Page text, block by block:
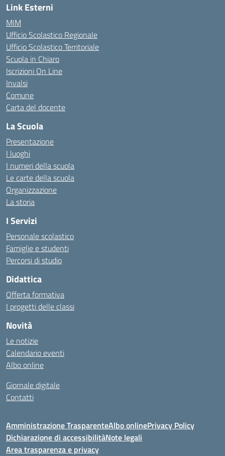
Link Esterni
MIM
Ufficio Scolastico Regionale
Ufficio Scolastico Territoriale
Scuola in Chiaro
Iscrizioni On Line
Invalsi
Comune
Carta del docente
La Scuola
Presentazione
I luoghi
I numeri della scuola
Le carte della scuola
Organizzazione
La storia
I Servizi
Personale scolastico
Famiglie e studenti
Percorsi di studio
Didattica
Offerta formativa
I progetti delle classi
Novità
Le notizie
Calendario eventi
Albo online
Giornale digitale
Contatti
Amministrazione TrasparenteAlbo onlinePrivacy Policy
Dichiarazione di accessibilitàNote legali
Area trasparenza e privacy